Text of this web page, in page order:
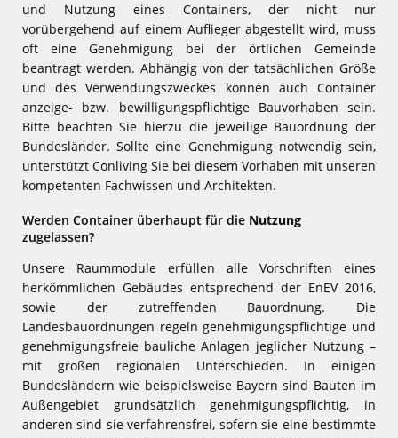
und Nutzung eines Containers, der nicht nur
vorübergehend auf einem Auflieger abgestellt wird, muss
oft eine Genehmigung bei der örtlichen Gemeinde
beantragt werden. Abhängig von der tatsächlichen Größe
und des Verwendungszweckes können auch Container
anzeige- bzw. bewilligungspflichtige Bauvorhaben sein.
Bitte beachten Sie hierzu die jeweilige Bauordnung der
Bundesländer. Sollte eine Genehmigung notwendig sein,
unterstützt Conliving Sie bei diesem Vorhaben mit unseren
kompetenten Fachwissen und Architekten.
Werden Container überhaupt für die Nutzung
zugelassen?
Unsere Raummodule erfüllen alle Vorschriften eines
herkömmlichen Gebäudes entsprechend der EnEV 2016,
sowie der zutreffenden Bauordnung. Die
Landesbauordnungen regeln genehmigungspflichtige und
genehmigungsfreie bauliche Anlagen jeglicher Nutzung –
mit großen regionalen Unterschieden. In einigen
Bundesländern wie beispielsweise Bayern sind Bauten im
Außengebiet grundsätzlich genehmigungspflichtig, in
anderen sind sie verfahrensfrei, sofern sie eine bestimmte